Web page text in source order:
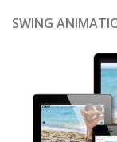
SWING